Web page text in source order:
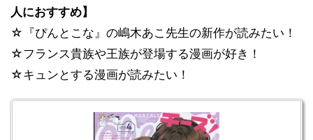
人におすすめ】
☆『ぴんとこな』の嶋木あこ先生の新作が読みたい！
☆フランス貴族や王族が登場する漫画が好き！
☆キュンとする漫画が読みたい！